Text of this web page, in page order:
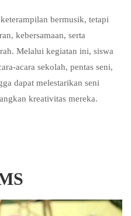
bermusik, tetapi
kebersamaan, serta
Melalui kegiatan ini, siswa
acara sekolah, pentas seni,
dapat melestarikan seni
kreativitas mereka.